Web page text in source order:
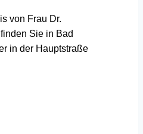
von Frau Dr.
Sie in Bad
in der Hauptstraße